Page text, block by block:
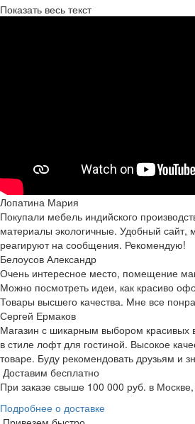
Показать весь текст
Лопатина Мария
Покупали мебель индийского
материалы экологичные. Удобный сайт,
реагируют на сообщения. Рекомендую!
Белоусов Александр
Очень интересное место, помещение
Можно посмотреть идеи, как красиво
Товары высшего качества. Мне все
Сергей Ермаков
Магазин с шикарным выбором
в стиле лофт для гостиной. Высокое
товаре. Буду рекомендовать друзьям и
Доставим бесплатно
При заказе свыше 100 000 руб. в
Подробнее о доставке